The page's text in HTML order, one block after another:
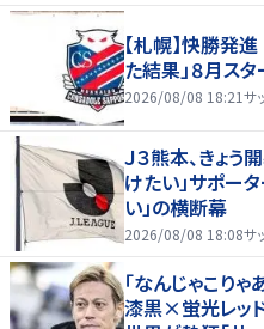
【札幌】快勝発
た結果」８月ス
2026/08/08 18:21サ
Ｊ３熊本、きょ
けたい」サポー
い」の横断幕
2026/08/08 18:08サ
｢なんじゃこりゃ
漆黒×蛍光レッ